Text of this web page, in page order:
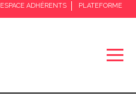
ESPACE ADHÉRENTS PLATEFORME